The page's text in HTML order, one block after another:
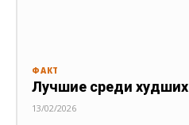
ФАКТ
Лучшие среди худших
13/02/2026